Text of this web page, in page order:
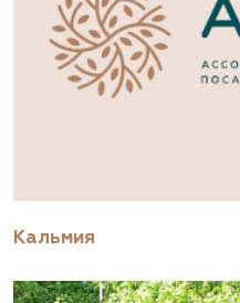
Кальмия